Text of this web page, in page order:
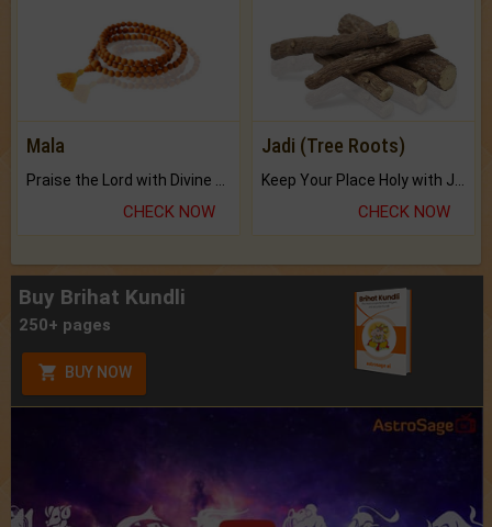
Mala
Praise the Lord with Divine Energies of Mala.
CHECK NOW
Jadi (Tree Roots)
Keep Your Place Holy with Jadi.
CHECK NOW
Buy Brihat Kundli
250+ pages
BUY NOW